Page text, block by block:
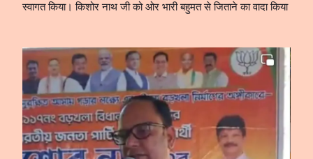
स्वागत किया। किशोर नाथ जी को ओर भारी बहुमत से जिताने का वादा किया